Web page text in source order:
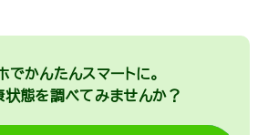
でかんたんスマートに。
状態を調べてみませんか？